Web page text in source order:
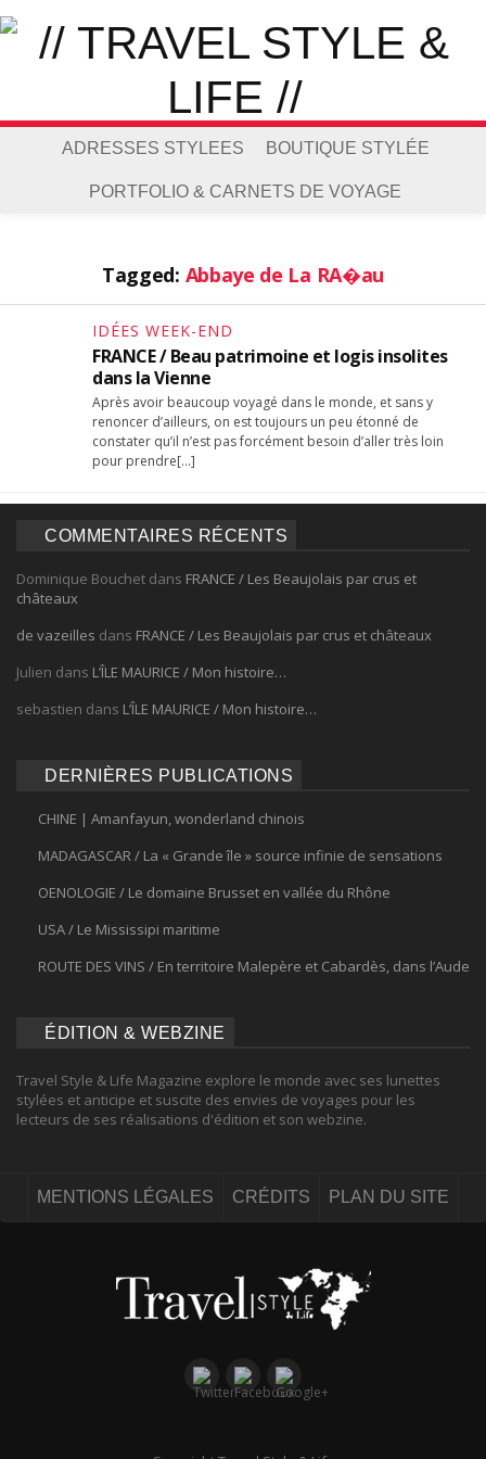
ADRESSES STYLEES BOUTIQUE STYLÉE
PORTFOLIO & CARNETS DE VOYAGE
Tagged: Abbaye de La RA�au
IDÉES WEEK-END
FRANCE / Beau patrimoine et logis insolites
dans la Vienne
Après avoir beaucoup voyagé dans le monde, et sans y
renoncer d’ailleurs, on est toujours un peu étonné de
constater qu’il n’est pas forcément besoin d’aller très loin
pour prendre[…]
COMMENTAIRES RÉCENTS
Dominique Bouchet dans FRANCE / Les Beaujolais par crus et
châteaux
de vazeilles dans FRANCE / Les Beaujolais par crus et châteaux
Julien dans L’ÎLE MAURICE / Mon histoire…
sebastien dans L’ÎLE MAURICE / Mon histoire…
DERNIÈRES PUBLICATIONS
CHINE | Amanfayun, wonderland chinois
MADAGASCAR / La « Grande île » source infinie de sensations
OENOLOGIE / Le domaine Brusset en vallée du Rhône
USA / Le Mississipi maritime
ROUTE DES VINS / En territoire Malepère et Cabardès, dans l’Aude
ÉDITION & WEBZINE
Travel Style & Life Magazine explore le monde avec ses lunettes
stylées et anticipe et suscite des envies de voyages pour les
lecteurs de ses réalisations d'édition et son webzine.
MENTIONS LÉGALES CRÉDITS PLAN DU SITE